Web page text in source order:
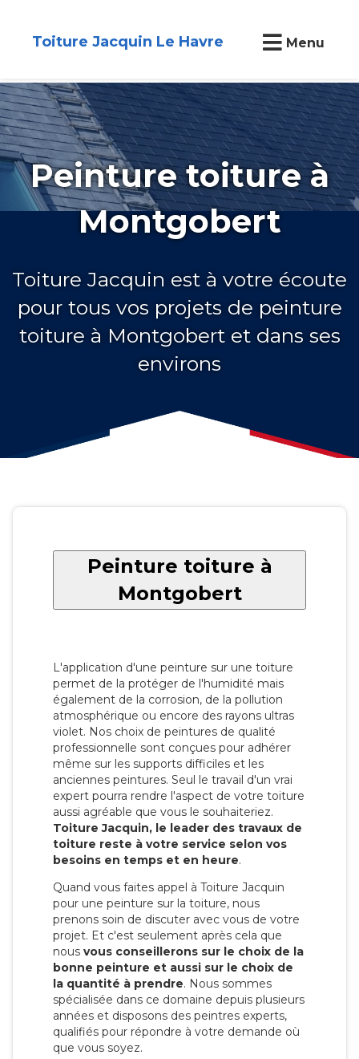
Toiture Jacquin Le Havre Menu
Peinture toiture à
Montgobert
Toiture Jacquin est à votre écoute
pour tous vos projets de peinture
toiture à Montgobert et dans ses
environs
Peinture toiture à
Montgobert
L'application d'une peinture sur une toiture
permet de la protéger de l'humidité mais
également de la corrosion, de la pollution
atmosphérique ou encore des rayons ultras
violet. Nos choix de peintures de qualité
professionnelle sont conçues pour adhérer
même sur les supports difficiles et les
anciennes peintures. Seul le travail d'un vrai
expert pourra rendre l'aspect de votre toiture
aussi agréable que vous le souhaiteriez.
Toiture Jacquin, le leader des travaux de
toiture reste à votre service selon vos
besoins en temps et en heure.
Quand vous faites appel à Toiture Jacquin
pour une peinture sur la toiture, nous
prenons soin de discuter avec vous de votre
projet. Et c'est seulement après cela que
nous vous conseillerons sur le choix de la
bonne peinture et aussi sur le choix de
la quantité à prendre. Nous sommes
spécialisée dans ce domaine depuis plusieurs
années et disposons des peintres experts,
qualifiés pour répondre à votre demande où
que vous soyez.